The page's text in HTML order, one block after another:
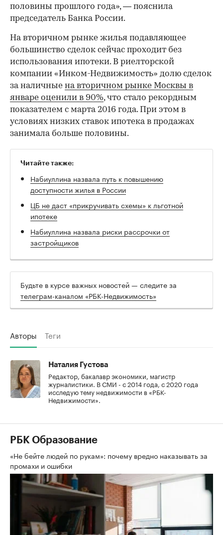
половины прошлого года», — пояснила
председатель Банка России.
На вторичном рынке жилья подавляющее
большинство сделок сейчас проходит без
использования ипотеки. В риелторской
компании «Инком-Недвижимость» долю сделок
за наличные на вторичном рынке Москвы в
январе оценили в 90%, что стало рекордным
показателем с марта 2016 года. При этом в
условиях низких ставок ипотека в продажах
занимала больше половины.
Читайте также:
Набиуллина назвала путь к повышению
доступности жилья в России
ЦБ не даст «прикручивать схемы» к льготной
ипотеке
Набиуллина назвала риски рассрочки от
застройщиков
Будьте в курсе важных новостей — следите за
телеграм-каналом «РБК-Недвижимость»
Авторы Теги
Наталия Густова
Редактор, бакалавр экономики, магистр
журналистики. В СМИ - с 2014 года, с 2020 года
исследую тему недвижимости в «РБК-
Недвижимости».
РБК Образование
«Не бейте людей по рукам»: почему вредно наказывать за
промахи и ошибки